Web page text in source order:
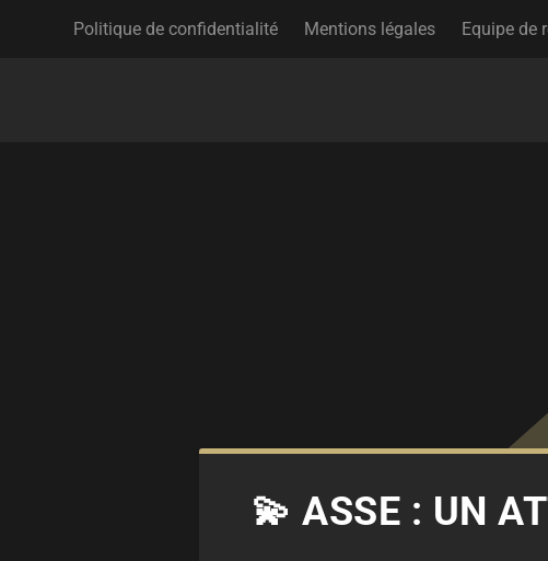
Politique de confidentialité Mentions légales Equipe de
💫 ASSE : UN